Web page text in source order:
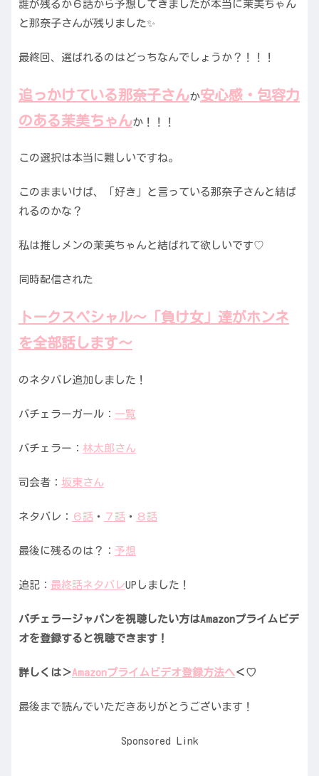
誰が残るか６話から予想してきましたが本当に茉美ちゃん
と那奈子さんが残りました✨
最終回、選ばれるのはどっちなんでしょうか？！！！
追っかけている那奈子さんか安心感・ 包容力
のある茉美ちゃんか！！！
この選択は本当に難しいですね。
このままいけば、「好き」と言っている那奈子さんと結ば
れるのかな？
私は推しメンの茉美ちゃんと結ばれて欲しいです♡
同時配信された
トークスペシャル〜「負け女」達がホンネ
を全部話します〜
のネタバレ追加しました！
バチェラーガール： 一覧
バチェラー： 林太郎さん
司会者： 坂東さん
ネタバレ： ６話 ・ ７話 ・ ８話
最後に残るのは？： 予想
追記： 最終話ネタバレUPしました！
バチェラージャパンを視聴したい方はAmazonプライムビデ
オを登録すると視聴できます！
詳しくは＞Amazonプライムビデオ登録方法へ＜♡
最後まで読んでいただきありがとうございます！
Sponsored Link